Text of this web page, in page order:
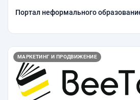
Портал неформального
МАРКЕТИНГ И ПРОДВИЖЕНИЕ